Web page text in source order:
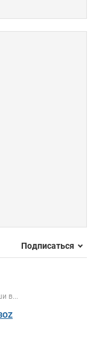
Подписаться
в...